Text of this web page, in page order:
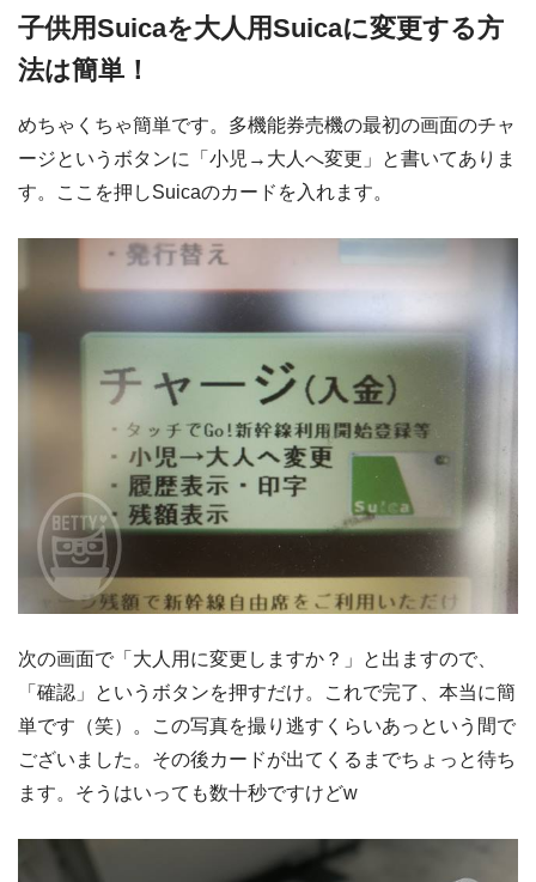
子供用Suicaを大人用Suicaに変更する方
法は簡単！
めちゃくちゃ簡単です。多機能券売機の最初の画面のチャ
ージというボタンに「小児→大人へ変更」と書いてありま
す。ここを押しSuicaのカードを入れます。
次の画面で「大人用に変更しますか？」と出ますので、
「確認」というボタンを押すだけ。これで完了、本当に簡
単です（笑）。この写真を撮り逃すくらいあっという間で
ございました。その後カードが出てくるまでちょっと待ち
ます。そうはいっても数十秒ですけどw